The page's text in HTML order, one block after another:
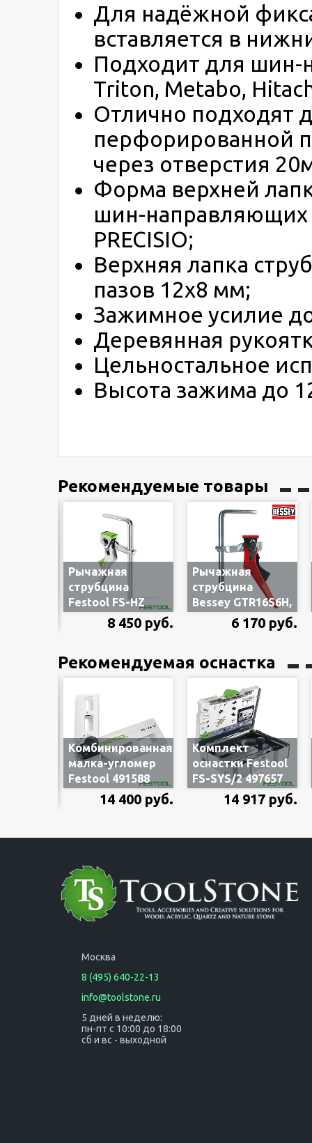
Для надёжной
вставляется в
Подходит для шин-
Triton, Metabo,
Отлично подходят
перфорированной
через отверстия
Форма верхней
шин-направляющих
PRECISIO;
Верхняя лапка
пазов 12x8 мм;
Зажимное усилие
Деревянная
Цельностальное
Высота зажима до
Рекомендуемые товары
Рычажная
струбцина
Festool FS-HZ
160, арт 491594,
160 мм, 1 шт.
8 450 руб.
Рычажная
струбцина
Bessey GTR16S6H,
для шин-
направляющих,
6 170 руб.
Рекомендуемая оснастка
Комбинированная
малка-угломер
Festool 491588
для шин-
направляющих
14 400 руб.
Комплект
оснастки Festool
FS-SYS/2 497657
для шин-
направляющих
систейнере SYS1
14 917 руб.
Москва
8 (495) 640-22-13
info@toolstone.ru
5 дней в неделю:
пн-пт с 10:00 до 18:00
сб и вс - выходной